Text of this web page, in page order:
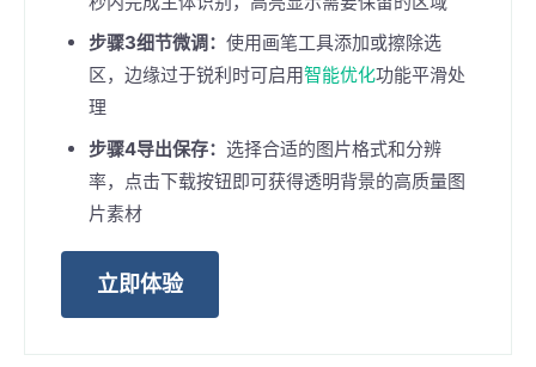
步骤3细节微调： 使用画笔工具添加或擦除选
区，边缘过于锐利时可启用智能优化功能平滑处
理
步骤4导出保存： 选择合适的图片格式和分辨
率，点击下载按钮即可获得透明背景的高质量图
片素材
立即体验